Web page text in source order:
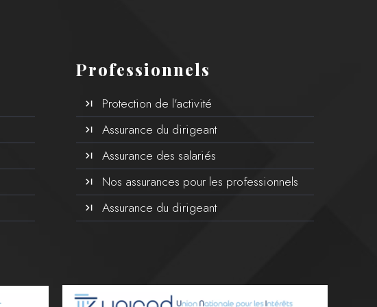
Professionnels
Protection de l'activité
Assurance du dirigeant
Assurance des salariés
Nos assurances pour les professionnels
Assurance du dirigeant